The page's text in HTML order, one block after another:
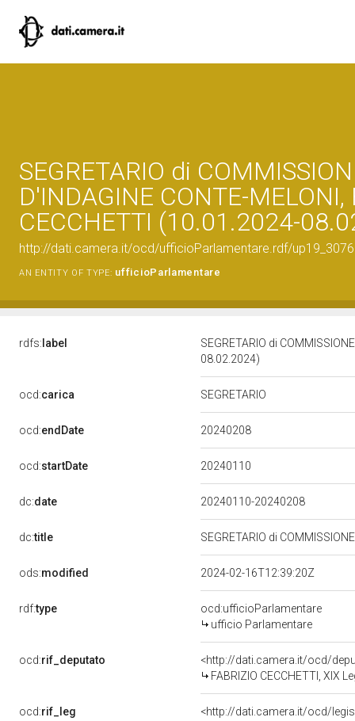
SEGRETARIO di
D'INDAGINE CONTE-MELONI,
CECCHETTI (10.01.2024-
http://dati.camera.it/ocd/ufficioParlamentare.rdf/
AN ENTITY OF TYPE: ufficioParlamentare
rdfs: label
SEGRETARIO di
08.02.2024)
ocd:carica SEGRETARIO
ocd:endDate 20240208
ocd:startDate 20240110
dc:date 20240110-20240208
dc:title SEGRETARIO di
ods:modified 2024-02-16T12:39:20Z
rdf:type
ocd:ufficioParlamentare
ufficio Parlamentare
ocd:rif_deputato
<http://dati.camera.it/ocd/
FABRIZIO CECCHETTI, XIX
ocd:rif_leg
<http://dati.camera.it/ocd/